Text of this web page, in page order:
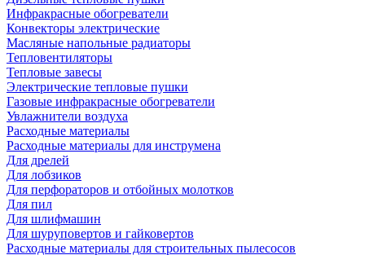
Инфракрасные обогреватели
Конвекторы электрические
Масляные напольные радиаторы
Тепловентиляторы
Тепловые завесы
Электрические тепловые пушки
Газовые инфракрасные обогреватели
Увлажнители воздуха
Расходные материалы
Расходные материалы для инструмена
Для дрелей
Для лобзиков
Для перфораторов и отбойных молотков
Для пил
Для шлифмашин
Для шуруповертов и гайковертов
Расходные материалы для строительных пылесосов